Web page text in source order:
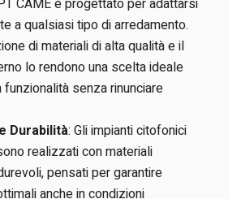
CAME è progettato per adattarsi
a qualsiasi tipo di arredamento.
di materiali di alta qualità e il
lo rendono una scelta ideale
funzionalità senza rinunciare
Durabilità: Gli impianti citofonici
realizzati con materiali
pensati per garantire
anche in condizioni